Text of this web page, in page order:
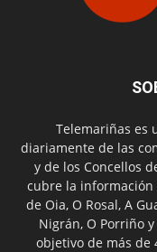
Telemariñas es
diariamente de las
y de los Concellos
cubre la
de Oia, O Rosal, A
Nigrán, O Porriño
objetivo de más de